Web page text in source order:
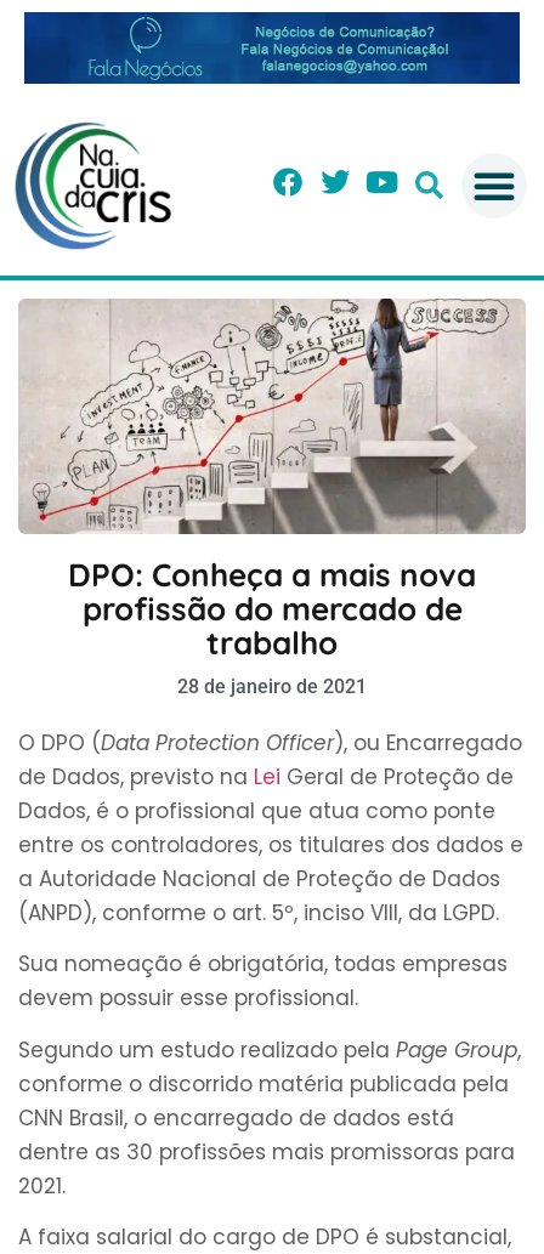
DPO: Conheça a mais nova
profissão do mercado de
trabalho
28 de janeiro de 2021
O DPO (Data Protection Officer), ou Encarregado
de Dados, previsto na Lei Geral de Proteção de
Dados, é o profissional que atua como ponte
entre os controladores, os titulares dos dados e
a Autoridade Nacional de Proteção de Dados
(ANPD), conforme o art. 5º, inciso VIII, da LGPD.
Sua nomeação é obrigatória, todas empresas
devem possuir esse profissional.
Segundo um estudo realizado pela Page Group,
conforme o discorrido matéria publicada pela
CNN Brasil, o encarregado de dados está
dentre as 30 profissões mais promissoras para
2021.
A faixa salarial do cargo de DPO é substancial,